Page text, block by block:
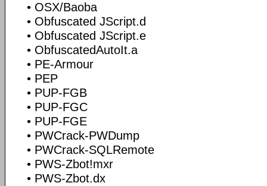
• OSX/Baoba
• Obfuscated JScript.d
• Obfuscated JScript.e
• ObfuscatedAutoIt.a
• PE-Armour
• PEP
• PUP-FGB
• PUP-FGC
• PUP-FGE
• PWCrack-PWDump
• PWCrack-SQLRemote
• PWS-Zbot!mxr
• PWS-Zbot.dx